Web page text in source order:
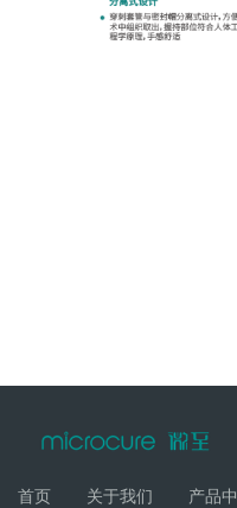
首页 关于我们 产品